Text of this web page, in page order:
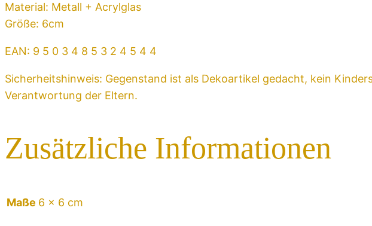
Material: Metall + Acrylglas
Größe: 6cm
EAN: 9 5 0 3 4 8 5 3 2 4 5 4 4
Sicherheitshinweis: Gegenstand ist als Dekoartikel gedacht, kein
Verantwortung der Eltern.
Zusätzliche Informationen
Maße 6 × 6 cm